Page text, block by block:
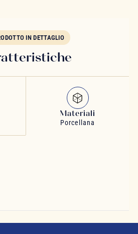
IN DETTAGLIO
Materiali
Porcellana